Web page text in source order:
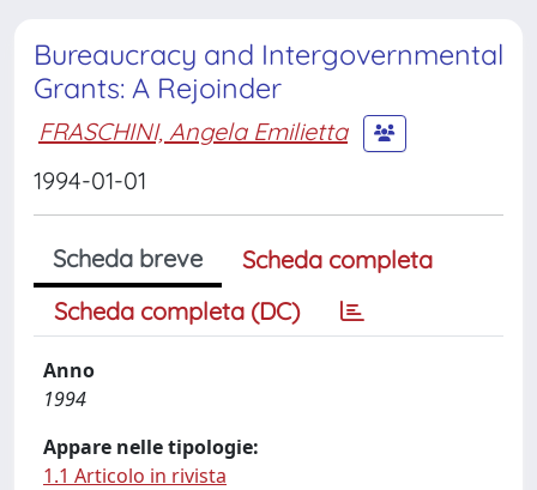
Bureaucracy and Intergovernmental
Grants: A Rejoinder
FRASCHINI, Angela Emilietta
1994-01-01
Scheda breve
Scheda completa
Scheda completa (DC)
Anno
1994
Appare nelle tipologie:
1.1 Articolo in rivista